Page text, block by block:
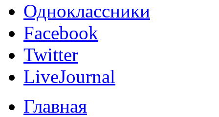
Одноклассники
Facebook
Twitter
LiveJournal
Главная